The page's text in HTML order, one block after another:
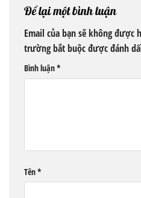
Để lại một bình luận
Email của bạn sẽ không được
trường bắt buộc được đánh
Bình luận*
Tên*